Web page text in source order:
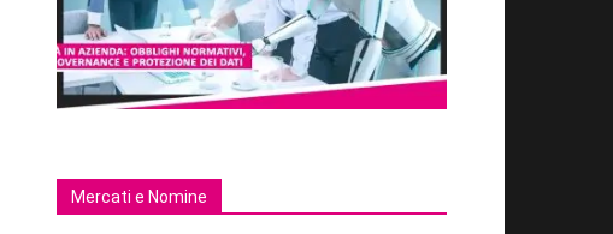
Mercati e Nomine